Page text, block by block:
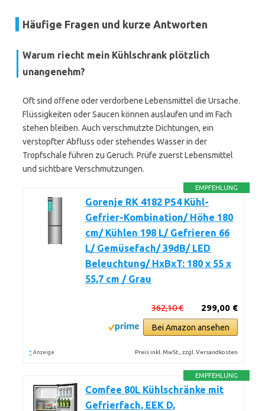
Häufige Fragen und kurze Antworten
Warum riecht mein Kühlschrank plötzlich
unangenehm?
Oft sind offene oder verdorbene Lebensmittel die Ursache.
Flüssigkeiten oder Saucen können auslaufen und im Fach
stehen bleiben. Auch verschmutzte Dichtungen, ein
verstopfter Abfluss oder stehendes Wasser in der
Tropfschale führen zu Geruch. Prüfe zuerst Lebensmittel
und sichtbare Verschmutzungen.
EMPFEHLUNG
Gorenje RK 4182 PS4 Kühl-
Gefrier-Kombination/ Höhe 180
cm/ Kühlen 198 L/ Gefrieren 66
L/ Gemüsefach/ 39dB/ LED
Beleuchtung/ HxBxT: 180 x 55 x
55,7 cm / Grau
299,00 €
362,10 €
Bei Amazon ansehen
* Anzeige Preis inkl. MwSt., zzgl. Versandkosten
EMPFEHLUNG
Comfee 80L Kühlschränke mit
Gefrierfach, EEK D,